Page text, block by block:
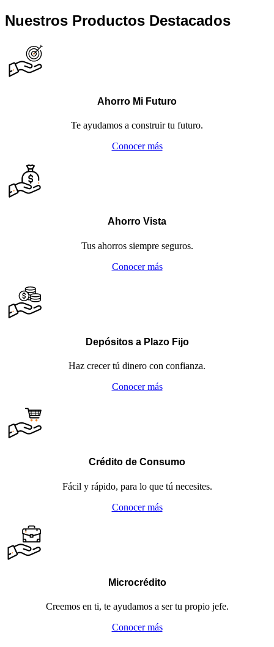
Nuestros Productos Destacados
Ahorro Mi Futuro
Te ayudamos a construir tu futuro.
Conocer más
Ahorro Vista
Tus ahorros siempre seguros.
Conocer más
Depósitos a Plazo Fijo
Haz crecer tú dinero con confianza.
Conocer más
Crédito de Consumo
Fácil y rápido, para lo que tú necesites.
Conocer más
Microcrédito
Creemos en ti, te ayudamos a ser tu propio jefe.
Conocer más